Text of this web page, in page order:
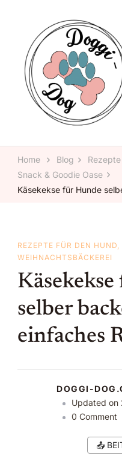
Doggi-Dog
Glückliche Pfoten,
den Hund.
Home Blog
Snack & Goodie Oase
Käsekekse für Hunde
REZEPTE FÜR DEN HUND
WEIHNACHTSBÄCKEREI
selber
einfaches
DOGGI-
Updated on
0 Comment
📤